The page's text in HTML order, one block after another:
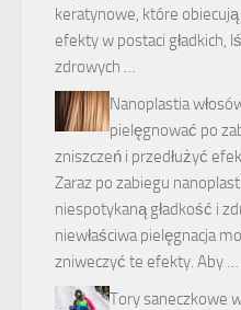
keratynowe, które
efekty w postaci gładkich,
zdrowych …
Nanoplastia
pielęgnować po
zniszczeń i przedłużyć
Zaraz po zabiegu
niespotykaną gładkość i
niewłaściwa pielęgnacja
zniweczyć te efekty. Aby …
Tory saneczkowe